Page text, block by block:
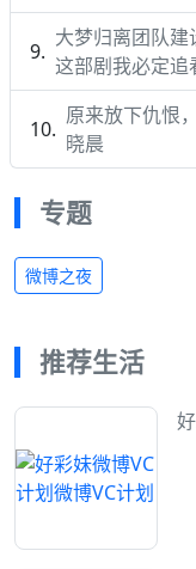
大梦归离团队建
这部剧我必定追
原来放下仇恨
晓晨
专题
微博之夜
推荐生活